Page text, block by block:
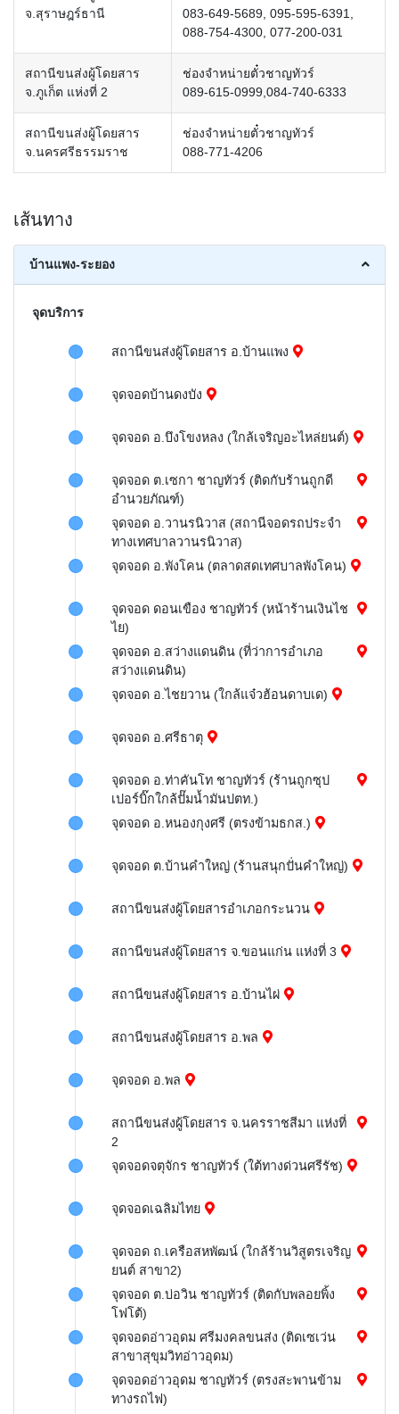
จ.สุราษฎร์ธานี
083-649-5689, 095-595-6391,
088-754-4300, 077-200-031
สถานีขนส่งผู้โดยสาร
จ.ภูเก็ต แห่งที่ 2
ช่องจำหน่ายตั๋วชาญทัวร์
089-615-0999,084-740-6333
สถานีขนส่งผู้โดยสาร
จ.นครศรีธรรมราช
ช่องจำหน่ายตั๋วชาญทัวร์
088-771-4206
เส้นทาง
บ้านแพง-ระยอง
จุดบริการ
สถานีขนส่งผู้โดยสาร อ.บ้านแพง
จุดจอดบ้านดงบัง
จุดจอด อ.บึงโขงหลง (ใกล้เจริญอะไหล่ยนต์)
จุดจอด ต.เซกา ชาญทัวร์ (ติดกับร้านถูกดี
อำนวยภัณฑ์)
จุดจอด อ.วานรนิวาส (สถานีจอดรถประจำ
ทางเทศบาลวานรนิวาส)
จุดจอด อ.พังโคน (ตลาดสดเทศบาลพังโคน)
จุดจอด ดอนเขือง ชาญทัวร์ (หน้าร้านเงินไช
ไย)
จุดจอด อ.สว่างแดนดิน (ที่ว่าการอำเภอ
สว่างแดนดิน)
จุดจอด อ.ไชยวาน (ใกล้แจ๋วฮ้อนดาบเด)
จุดจอด อ.ศรีธาตุ
จุดจอด อ.ท่าคันโท ชาญทัวร์ (ร้านถูกซุป
เปอร์บิ๊กใกล้ปั๊มน้ำมันปตท.)
จุดจอด อ.หนองกุงศรี (ตรงข้ามธกส.)
จุดจอด ต.บ้านคำใหญ่ (ร้านสนุกปั่นคำใหญ่)
สถานีขนส่งผู้โดยสารอำเภอกระนวน
สถานีขนส่งผู้โดยสาร จ.ขอนแก่น แห่งที่ 3
สถานีขนส่งผู้โดยสาร อ.บ้านไผ่
สถานีขนส่งผู้โดยสาร อ.พล
จุดจอด อ.พล
สถานีขนส่งผู้โดยสาร จ.นครราชสีมา แห่งที่
2
จุดจอดจตุจักร ชาญทัวร์ (ใต้ทางด่วนศรีรัช)
จุดจอดเฉลิมไทย
จุดจอด ถ.เครือสหพัฒน์ (ใกล้ร้านวิสูตรเจริญ
ยนต์ สาขา2)
จุดจอด ต.บ่อวิน ชาญทัวร์ (ติดกับพลอยพิ้ง
โฟโต้)
จุดจอดอ่าวอุดม ศรีมงคลขนส่ง (ติดเซเว่น
สาขาสุขุมวิทอ่าวอุดม)
จุดจอดอ่าวอุดม ชาญทัวร์ (ตรงสะพานข้าม
ทางรถไฟ)